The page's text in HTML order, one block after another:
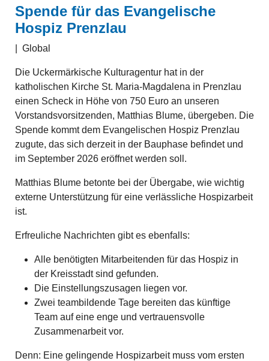
Spende für das Evangelische
Hospiz Prenzlau
Global
Die Uckermärkische Kulturagentur hat in der
katholischen Kirche St. Maria-Magdalena in Prenzlau
einen Scheck in Höhe von 750 Euro an unseren
Vorstandsvorsitzenden, Matthias Blume, übergeben. Die
Spende kommt dem Evangelischen Hospiz Prenzlau
zugute, das sich derzeit in der Bauphase befindet und
im September 2026 eröffnet werden soll.
Matthias Blume betonte bei der Übergabe, wie wichtig
externe Unterstützung für eine verlässliche Hospizarbeit
ist.
Erfreuliche Nachrichten gibt es ebenfalls:
Alle benötigten Mitarbeitenden für das Hospiz in
der Kreisstadt sind gefunden.
Die Einstellungszusagen liegen vor.
Zwei teambildende Tage bereiten das künftige
Team auf eine enge und vertrauensvolle
Zusammenarbeit vor.
Denn: Eine gelingende Hospizarbeit muss vom ersten